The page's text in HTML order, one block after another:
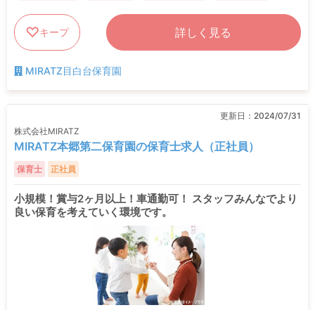
キープ 詳しく見る
MIRATZ目白台保育園
更新日： 2024/07/31
株式会社MIRATZ
MIRATZ本郷第二保育園の保育士求人（正社員）
保育士 正社員
小規模！賞与2ヶ月以上！車通勤可！ スタッフみんなでより
良い保育を考えていく環境です。